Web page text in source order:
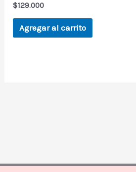
$129.000
Agregar al carrito